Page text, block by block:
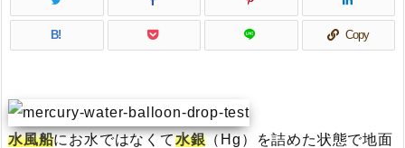
B! Copy
水風船にお水ではなくて水銀（Hg）を詰めた状態で地面